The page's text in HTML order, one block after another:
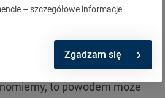
czołowej (uszczerbki gumy,
bocznej (otarcia, nacięcia).
uszkodzeń gumy powinieneś
zużywania się bieżnika.
to powodem może
– szczegółowe informacje
Zgadzam się